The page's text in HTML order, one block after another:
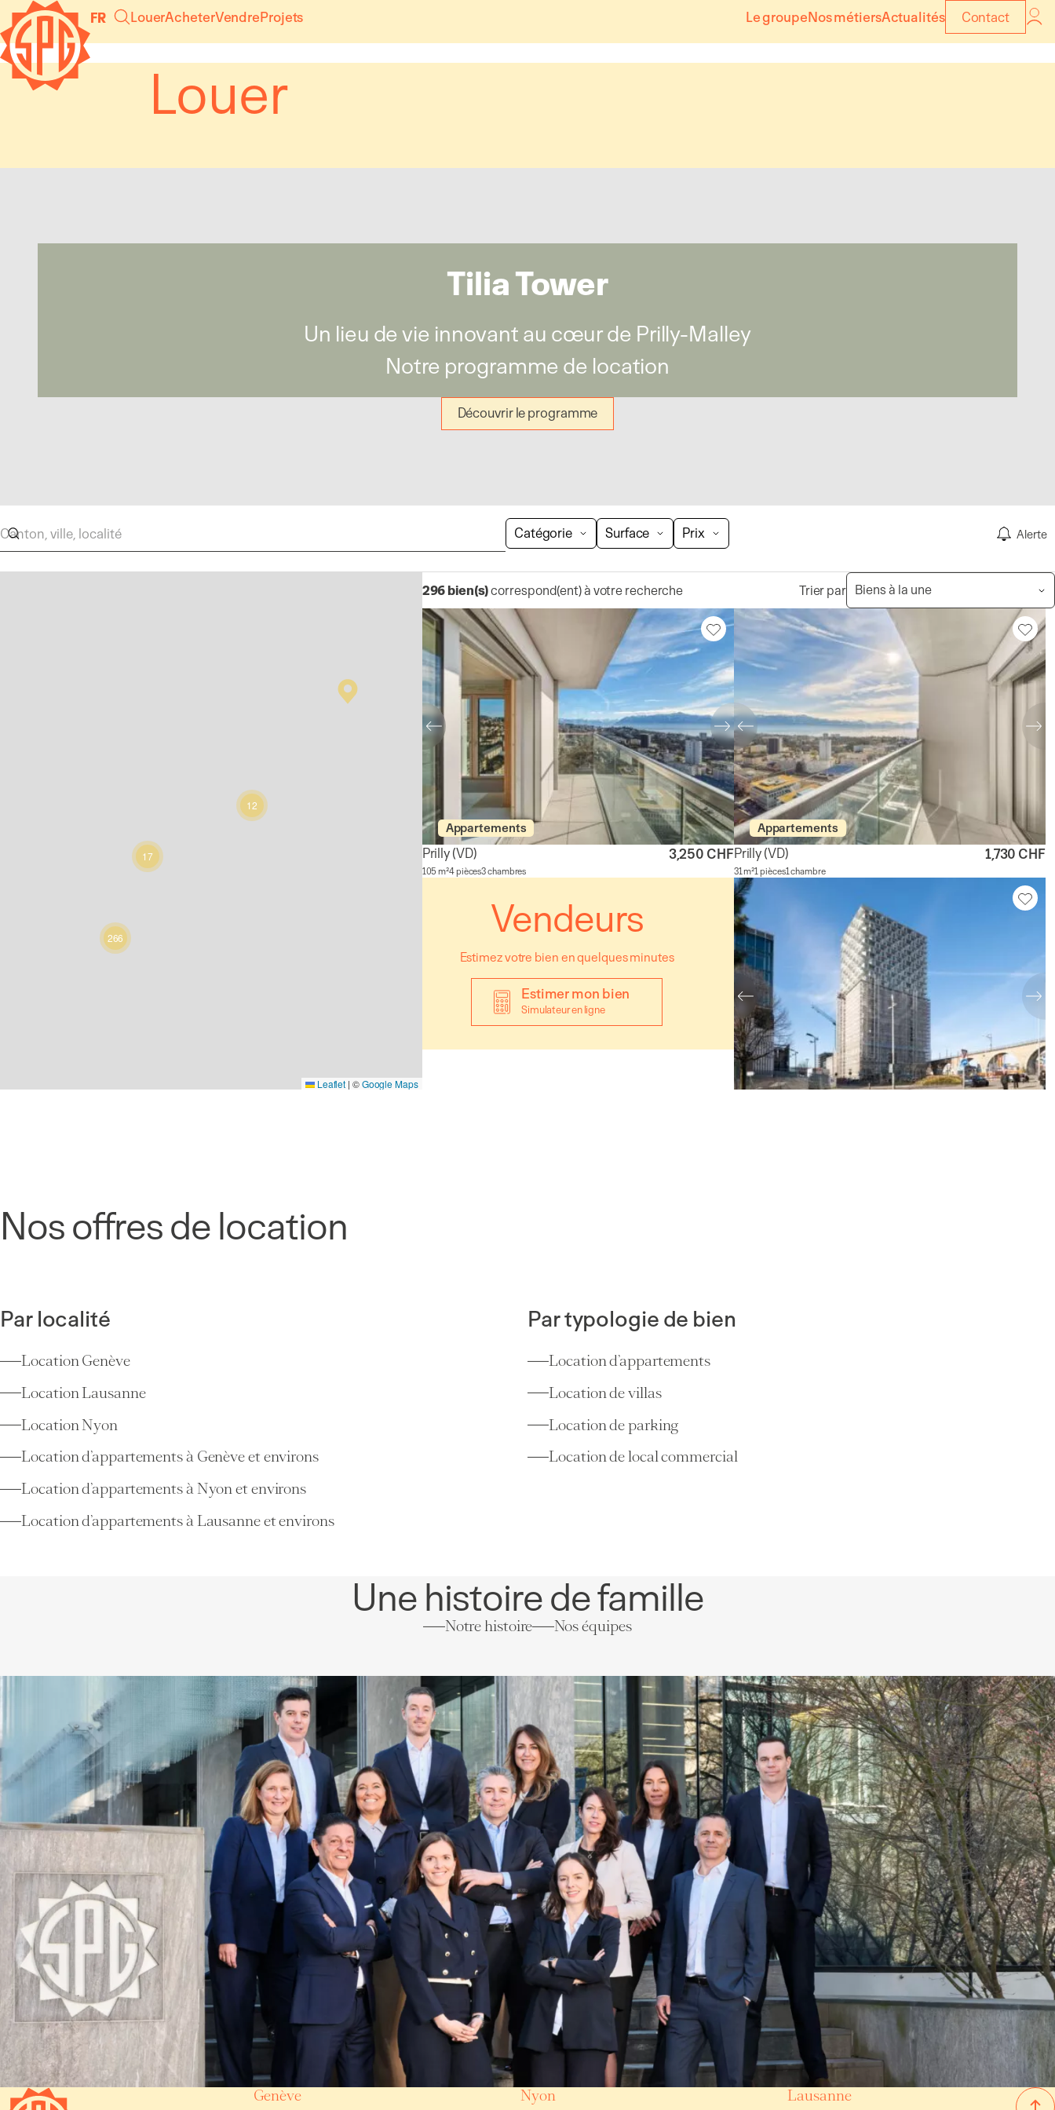
Panneau de gestion des cookies
FR LouerAcheterVendreProjets Le groupeNos métiersActualités Contact
Louer
Tilia Tower
Un lieu de vie innovant au cœur de Prilly-Malley
Notre programme de location
Découvrir le programme
Catégorie Surface Prix Alerte
296bien(s)correspond(ent) à votre recherche Trier par
Appartements
Prilly(VD)
105 m²4 pièces3 chambres
3,250 CHF
Appartements
Prilly(VD)
31 m²1 pièces1 chambre
1,730 CHF
Vendeurs
Estimez votre bien en quelques minutes
Estimer mon bien
Simulateur en ligne
1 chambre 28 m²1 pièce
Villas/Chalets
Renens VD (VD)
150 m²5 pièces
4,800 CHF
Appartements
Genève
139 m² 6 pièces 3 chambres
6,500 CHF
17
266
12
Leaflet | ©Google Maps
Nos offres de location
Par localité
Location Genève
Location Lausanne
Location Nyon
Location d’appartements à Genève et environs
Location d’appartements à Nyon et environs
Location d’appartements à Lausanne et environs
Par typologie de bien
Location d’appartements
Location de villas
Location de parking
Location de local commercial
Une histoire de famille
Notre histoire Nos équipes
Genève Nyon Lausanne